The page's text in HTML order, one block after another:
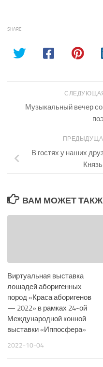
SHARE
Музыкальный вечер
В гостях у наших
ВАМ МОЖЕТ
Виртуальная выставка
лошадей аборигенных
пород «Краса аборигенов
— 2022» в рамках 24-ой
Международной конной
выставки «Иппосфера»
2022-10-04